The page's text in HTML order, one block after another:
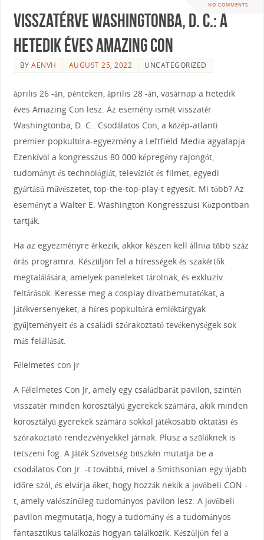
NO COMMENTS
Visszatérve Washingtonba, D. C.: A
hetedik éves Amazing Con
BYAENVH AUGUST 25, 2022 UNCATEGORIZED
április 26 -án, pénteken, április 28 -án, vasárnap a hetedik
éves Amazing Con lesz. Az esemény ismét visszatér
Washingtonba, D. C.. Csodálatos Con, a közép-atlanti
premier popkultúra-egyezmény a Leftfield Media agyalapja.
Ezenkívül a kongresszus 80 000 képregény rajongót,
tudományt és technológiát, televíziót és filmet, egyedi
gyártású művészetet, top-the-top-play-t egyesít. Mi több? Az
eseményt a Walter E. Washington Kongresszusi Központban
tartják.
Ha az egyezményre érkezik, akkor készen kell állnia több száz
órás programra. Készüljön fel a hírességek és szakértők
megtalálására, amelyek paneleket tárolnak, és exkluzív
feltárások. Keresse meg a cosplay divatbemutatókat, a
játékversenyeket, a híres popkultúra emléktárgyak
gyűjteményeit és a családi szórakoztató tevékenységek sok
más felállását.
Félelmetes con jr
A Félelmetes Con Jr, amely egy családbarát pavilon, szintén
visszatér minden korosztályú gyerekek számára, akik minden
korosztályú gyerekek számára sokkal játékosabb oktatási és
szórakoztató rendezvényekkel járnak. Plusz a szülőknek is
tetszeni fog. A Játék Szövetség büszkén mutatja be a
csodálatos Con Jr. -t továbbá, mivel a Smithsonian egy újabb
időre szól, és elvárja őket, hogy hozzák nekik a jövőbeli CON -
t, amely valószínűleg tudományos pavilon lesz. A jövőbeli
pavilon megmutatja, hogy a tudomány és a tudományos
fantasztikus találkozás hogyan találkozik. Készüljön fel a